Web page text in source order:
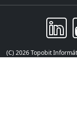
(C) 2026 Topobit